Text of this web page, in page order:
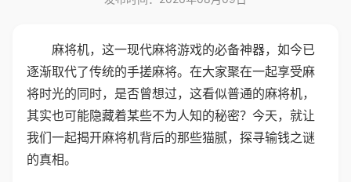
麻将机，这一现代麻将游戏的必备神器，如今已
逐渐取代了传统的手搓麻将。在大家聚在一起享受麻
将时光的同时，是否曾想过，这看似普通的麻将机，
其实也可能隐藏着某些不为人知的秘密？今天，就让
我们一起揭开麻将机背后的那些猫腻，探寻输钱之谜
的真相。